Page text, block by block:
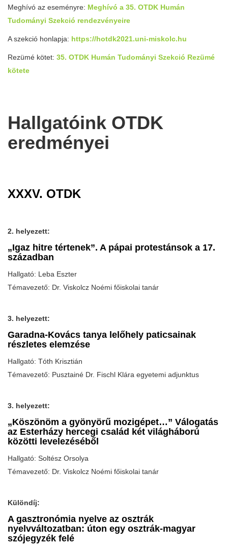
Meghívó az eseményre: Meghívó a 35. OTDK Humán
Tudományi Szekció rendezvényeire
A szekció honlapja: https://hotdk2021.uni-miskolc.hu
Rezümé kötet: 35. OTDK Humán Tudományi Szekció Rezümé
kötete
Hallgatóink OTDK
eredményei
XXXV. OTDK
2. helyezett:
„Igaz hitre tértenek”. A pápai protestánsok a 17.
században
Hallgató: Leba Eszter
Témavezető: Dr. Viskolcz Noémi főiskolai tanár
3. helyezett:
Garadna-Kovács tanya lelőhely paticsainak
részletes elemzése
Hallgató: Tóth Krisztián
Témavezető: Pusztainé Dr. Fischl Klára egyetemi adjunktus
3. helyezett:
„Köszönöm a gyönyörű mozigépet…” Válogatás
az Esterházy hercegi család két világháború
közötti levelezéséből
Hallgató: Soltész Orsolya
Témavezető: Dr. Viskolcz Noémi főiskolai tanár
Különdíj:
A gasztronómia nyelve az osztrák
nyelvváltozatban: úton egy osztrák-magyar
szójegyzék felé